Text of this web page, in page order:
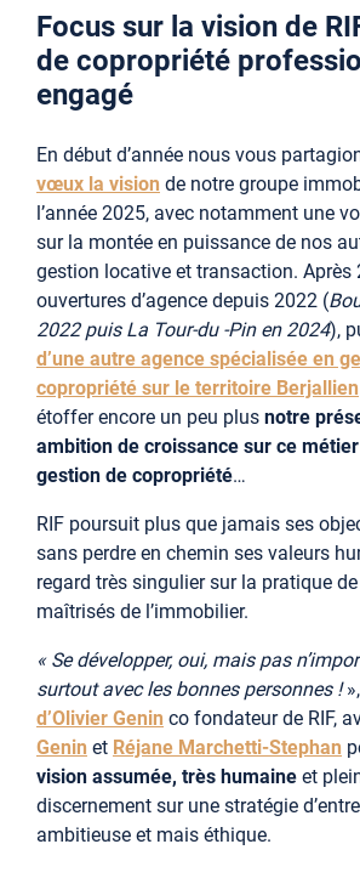
Focus sur la vision de
de copropriété
engagé
En début d’année nous vous
vœux la vision de notre groupe
l’année 2025, avec notamment une
sur la montée en puissance de nos
gestion locative et transaction. Après
ouvertures d’agence depuis 2022 (
2022 puis La Tour-du -Pin en 2024),
d’une autre agence spécialisée en
copropriété sur le territoire Berjallien
étoffer encore un peu plus notre
ambition de croissance sur ce métier
gestion de copropriété…
RIF poursuit plus que jamais ses
sans perdre en chemin ses valeurs
regard très singulier sur la pratique
maîtrisés de l’immobilier.
« Se développer, oui, mais pas
surtout avec les bonnes personnes !
d’Olivier Genin co fondateur de RIF,
Genin et Réjane Marchetti-Stephan
vision assumée, très humaine et
discernement sur une stratégie
ambitieuse et mais éthique.